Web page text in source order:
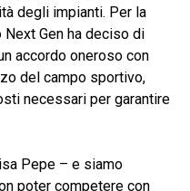
degli impianti. Per la
Gen ha deciso di
accordo oneroso con
del campo sportivo,
necessari per garantire
Pepe – e siamo
poter competere con